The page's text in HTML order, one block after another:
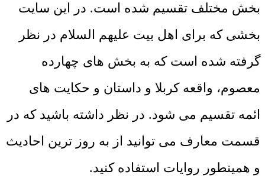
بخش مختلف تقسیم شده است. در این سایت
بخشی که برای اهل بیت علیهم السلام در نظر
گرفته شده است که به بخش های چهارده
معصوم، واقعه کربلا و داستان و حکایت های
ائمه تقسیم می شود. در نظر داشته باشید که در
قسمت معارف می توانید از به روز ترین احادیث
و همینطور روایات استفاده کنید.